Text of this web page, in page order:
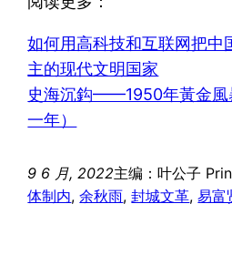
如何用高科技和互联网把中
主的现代文明国家
史海沉鈎——1950年黃金風
一年）
9 6 月, 2022主编：叶公子
体制内, 余秋雨, 封城文革, 易富